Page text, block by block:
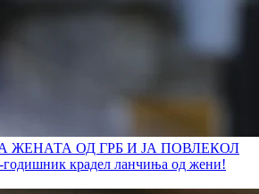
ЖЕНАТА ОД ГРБ И ЈА ПОВЛЕКОЛ
крадел ланчиња од жени!